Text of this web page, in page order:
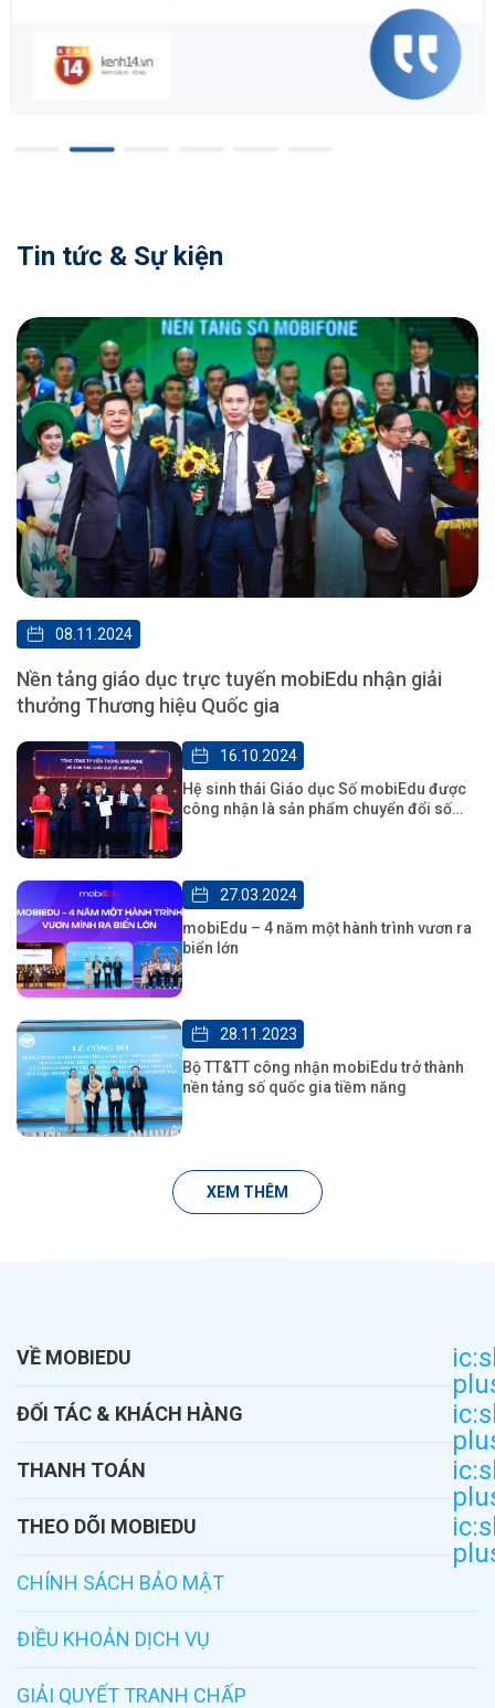
Tin tức & Sự kiện
08.11.2024
Nền tảng giáo dục trực tuyến mobiEdu nhận giải
thưởng Thương hiệu Quốc gia
16.10.2024
Hệ sinh thái Giáo dục Số mobiEdu được
công nhận là sản phẩm chuyển đổi số
27.03.2024
mobiEdu – 4 năm một hành trình vươn ra
biển lớn
28.11.2023
Bộ TT&TT công nhận mobiEdu trở thành
nền tảng số quốc gia tiềm năng
XEM THÊM
VỀ MOBIEDU
Diễn đàn học tập
Khoá học
Giải pháp
ĐỐI TÁC & KHÁCH HÀNG
Dành cho đại lý
THANH TOÁN
Ví Momo
THEO DÕI MOBIEDU
Facebook
Liên hệ
CHÍNH SÁCH BẢO MẬT
ĐIỀU KHOẢN DỊCH VỤ
GIẢI QUYẾT TRANH CHẤP